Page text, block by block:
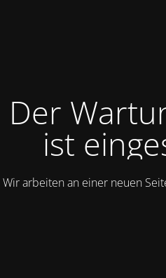
Der
ist
Wir arbeiten an einer neuen